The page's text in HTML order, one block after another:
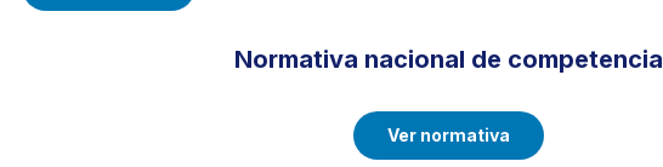
Normativa nacional de competencia
Ver normativa